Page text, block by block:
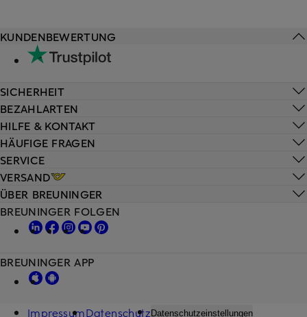
HILFE & KONTAKT
HÄUFIGE FRAGEN
SERVICE
VERSAND
KUNDENBEWERTUNG
SICHERHEIT
BEZAHLARTEN
ÜBER BREUNINGER
BREUNINGER FOLGEN
BREUNINGER APP
ImpressumDatenschutz Datenschutzeinstellungen